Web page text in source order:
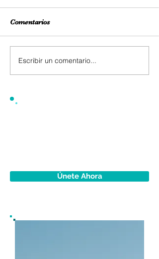
Comentarios
Escribir un comentario...
Únete Ahora